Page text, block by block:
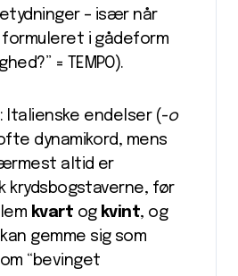
– især når
i gådeform
= TEMPO).
Italienske endelser (-o
dynamikord, mens
altid er
krydsbogstaverne, før
kvart og kvint, og
gemme sig som
“bevinget